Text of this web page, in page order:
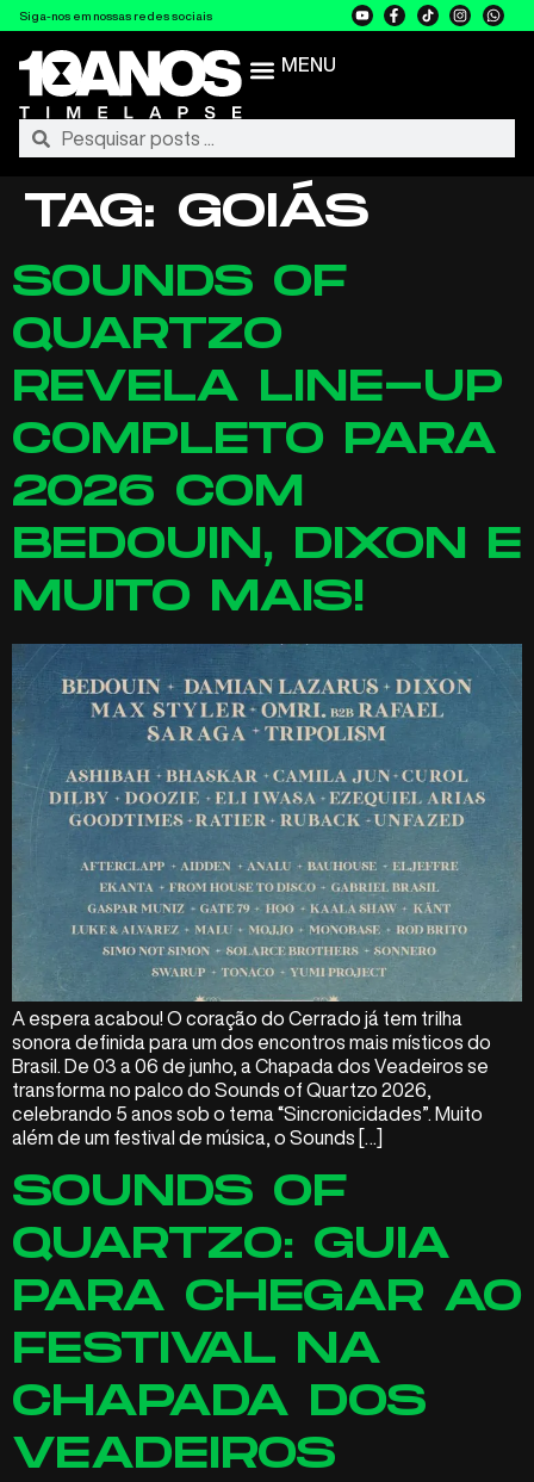
Siga-nos em nossas redes sociais
MENU
TAG: GOIÁS
SOUNDS OF
QUARTZO
REVELA LINE-UP
COMPLETO PARA
2026 COM
BEDOUIN, DIXON E
MUITO MAIS!
A espera acabou! O coração do Cerrado já tem trilha
sonora definida para um dos encontros mais místicos do
Brasil. De 03 a 06 de junho, a Chapada dos Veadeiros se
transforma no palco do Sounds of Quartzo 2026,
celebrando 5 anos sob o tema “Sincronicidades”. Muito
além de um festival de música, o Sounds […]
SOUNDS OF
QUARTZO: GUIA
PARA CHEGAR AO
FESTIVAL NA
CHAPADA DOS
VEADEIROS